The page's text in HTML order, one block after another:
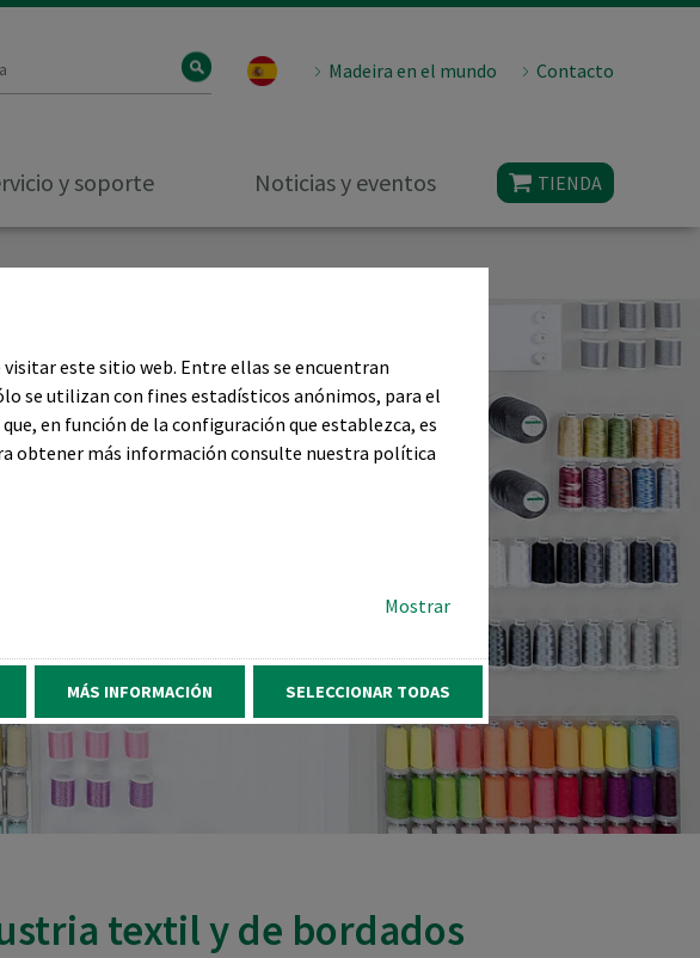
este sitio web. Entre ellas se encuentran
se utilizan con fines estadísticos anónimos, para el
en función de la configuración que establezca, es
obtener más información consulte nuestra política
Mostrar
MÁS INFORMACIÓN SELECCIONAR TODAS
Madeira en el mundo Contacto
y soporte Noticias y eventos TIENDA
textil y de bordados